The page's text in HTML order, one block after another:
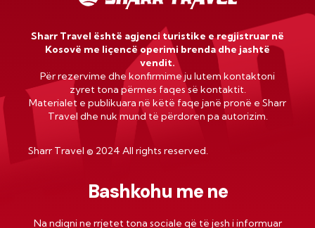
Sharr Travel është agjenci turistike e regjistruar në
Kosovë me liçencë operimi brenda dhe jashtë
vendit.
Për rezervime dhe konfirmime ju lutem kontaktoni
zyret tona përmes faqes së kontaktit.
Materialet e publikuara në këtë faqe janë pronë e Sharr
Travel dhe nuk mund të përdoren pa autorizim.
Sharr Travel © 2024 All rights reserved.
Bashkohu me ne
Na ndiqni ne rrjetet tona sociale që të jesh i informuar